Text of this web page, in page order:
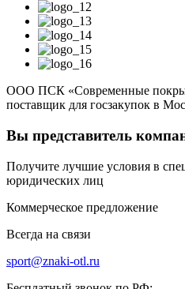
ООО ПСК «Современные
поставщик для госзакупок в
Вы представитель
Получите лучшие условия в
юридических лиц
Коммерческое предложение
Всегда на связи
sport@znaki-otl.ru